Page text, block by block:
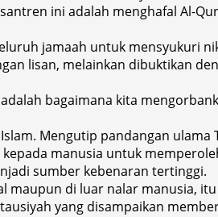
ini adalah menghafal Al-
jamaah untuk mensyukuri
lisan, melainkan dibuktikan
bagaimana kita
Mengutip pandangan
manusia untuk
sumber kebenaran tertinggi.
maupun di luar nalar manusia,
yang disampaikan